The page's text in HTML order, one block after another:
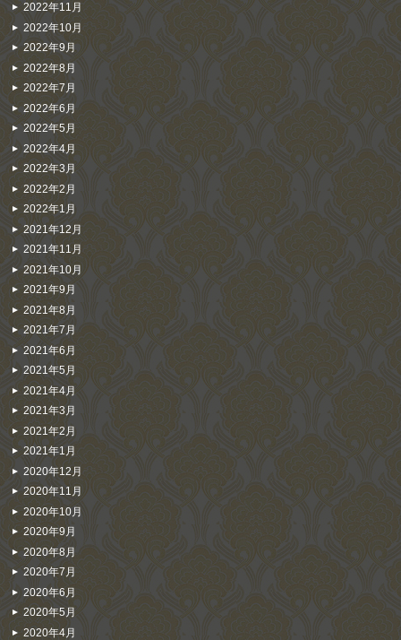
2022年11月
2022年10月
2022年9月
2022年8月
2022年7月
2022年6月
2022年5月
2022年4月
2022年3月
2022年2月
2022年1月
2021年12月
2021年11月
2021年10月
2021年9月
2021年8月
2021年7月
2021年6月
2021年5月
2021年4月
2021年3月
2021年2月
2021年1月
2020年12月
2020年11月
2020年10月
2020年9月
2020年8月
2020年7月
2020年6月
2020年5月
2020年4月